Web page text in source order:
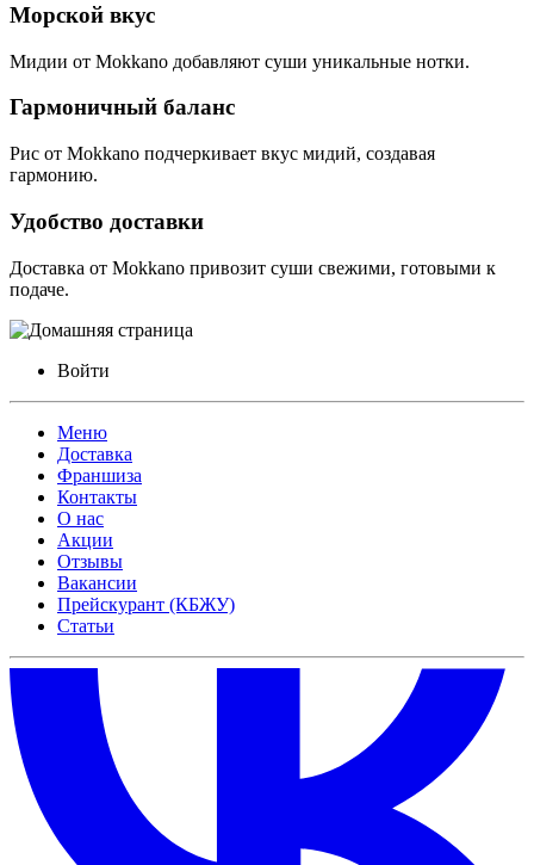
Морской вкус
Мидии от Mokkano добавляют суши уникальные нотки.
Гармоничный баланс
Рис от Mokkano подчеркивает вкус мидий, создавая
гармонию.
Удобство доставки
Доставка от Mokkano привозит суши свежими, готовыми к
подаче.
Войти
Меню
Доставка
Франшиза
Контакты
О нас
Акции
Отзывы
Вакансии
Прейскурант (КБЖУ)
Статьи